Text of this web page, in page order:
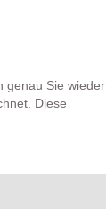
genau Sie wieder
Diese